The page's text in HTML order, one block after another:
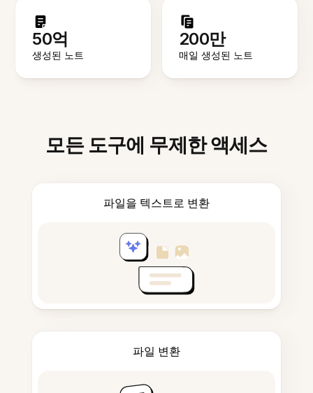
50억
생성된 노트
200만
매일 생성된 노트
모든 도구에 무제한 액세스
파일을 텍스트로 변환
파일 변환